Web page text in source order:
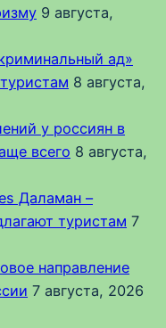
9 августа,
ад»
8 августа,
у россиян в
всего 8 августа,
Даламан –
туристам 7
направление
7 августа, 2026